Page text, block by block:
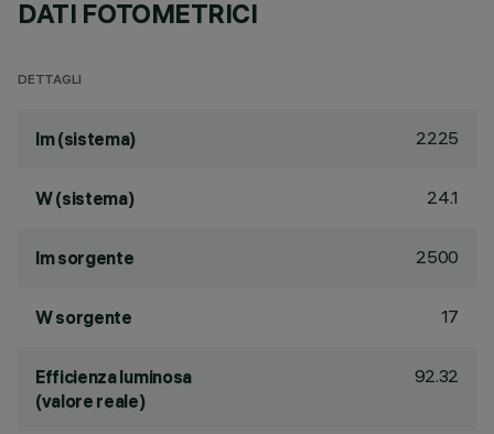
DATI FOTOMETRICI
DETTAGLI
lm (sistema) 2225
W (sistema) 24.1
lm sorgente 2500
W sorgente 17
Efficienza luminosa
(valore reale)
92.32